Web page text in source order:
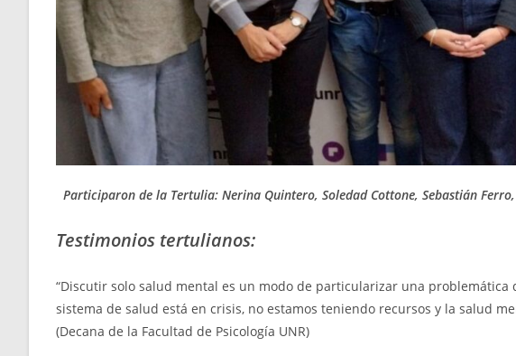
Participaron de la Tertulia: Nerina Quintero, Soledad Cottone, Sebastián
Testimonios tertulianos:
“Discutir solo salud mental es un modo de particularizar una
sistema de salud está en crisis, no estamos teniendo recursos y la salud
(Decana de la Facultad de Psicología UNR)